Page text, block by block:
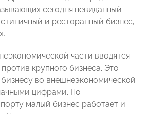
сегодня невиданный
и ресторанный бизнес,
части вводятся
крупного бизнеса. Это
во внешнеэкономической
цифрами. По
малый бизнес работает и